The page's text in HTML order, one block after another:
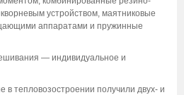
устройством, маятниковые
аппаратами и пружинные
— индивидуальное и
тепловозостроении получили двух- и